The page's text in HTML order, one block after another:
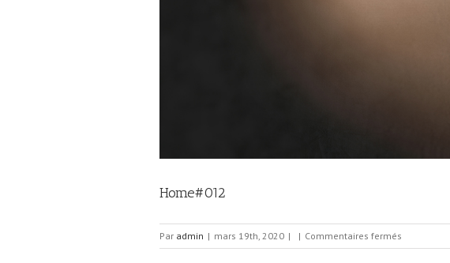
Home#012
Par admin | mars 19th, 2020 | | Commentaires fermés
Home#012